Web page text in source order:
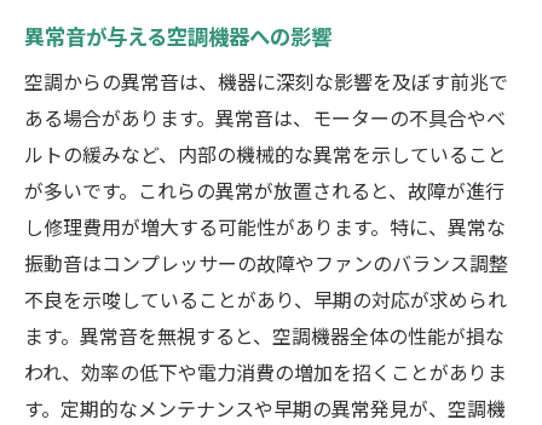
異常音が与える空調機器への影響
空調からの異常音は、機器に深刻な影響を及ぼす前兆で
ある場合があります。異常音は、モーターの不具合やベ
ルトの緩みなど、内部の機械的な異常を示していること
が多いです。これらの異常が放置されると、故障が進行
し修理費用が増大する可能性があります。特に、異常な
振動音はコンプレッサーの故障やファンのバランス調整
不良を示唆していることがあり、早期の対応が求められ
ます。異常音を無視すると、空調機器全体の性能が損な
われ、効率の低下や電力消費の増加を招くことがありま
す。定期的なメンテナンスや早期の異常発見が、空調機